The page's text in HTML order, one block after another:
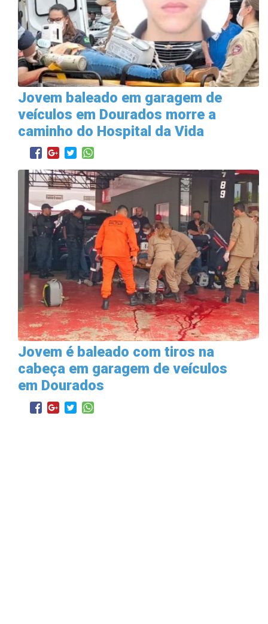
Jovem baleado em garagem de
veículos em Dourados morre a
caminho do Hospital da Vida
Jovem é baleado com tiros na
cabeça em garagem de veículos
em Dourados